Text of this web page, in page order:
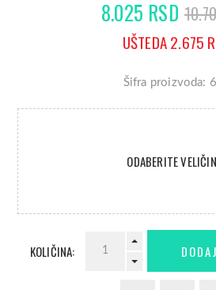
8.025 RSD
UŠTEDA 2.675
Šifra proizvoda:
ODABERITE
KOLIČINA: